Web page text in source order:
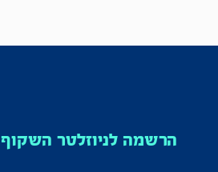
הרשמה לניוזלטר השקוף